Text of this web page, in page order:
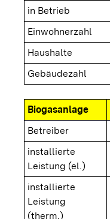
in Betrieb
Einwohnerzahl
Haushalte
Gebäudezahl
Biogasanlage
Betreiber
installierte
Leistung (el.)
installierte
Leistung
(therm.)